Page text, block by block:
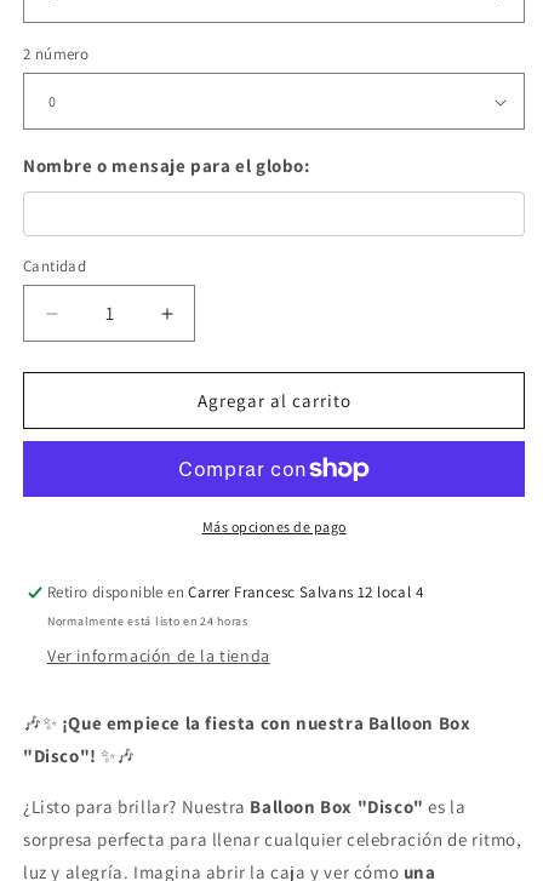
2 número
Nombre o mensaje para el globo:
Cantidad
Cantidad
Reducir
cantidad
para
Box
Aumentar
cantidad
para
Balloon
Box
Agregar al carrito
Más opciones de pago
Retiro disponible enCarrer Francesc Salvans 12 local 4
Normalmente está listo en 24 horas
Ver información de la tienda
🎶✨ ¡Que empiece la fiesta con nuestra Balloon Box
"Disco"! ✨🎶
¿Listo para brillar? Nuestra Balloon Box "Disco" es la
sorpresa perfecta para llenar cualquier celebración de ritmo,
luz y alegría. Imagina abrir la caja y ver cómo una